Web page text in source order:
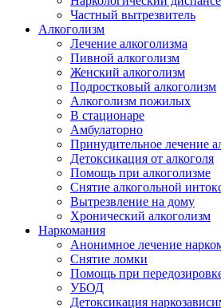
Частный вытрезвитель
Алкоголизм
Лечение алкоголизма
Пивной алкоголизм
Женский алкоголизм
Подростковый алкоголизм
Алкоголизм пожилых
В стационаре
Амбулаторно
Принудительное лечение
Детоксикация от алкоголя
Помощь при алкоголизме
Снятие алкогольной
Вытрезвление на дому
Хронический алкоголизм
Наркомания
Анонимное лечение
Снятие ломки
Помощь при
УБОД
Детоксикация